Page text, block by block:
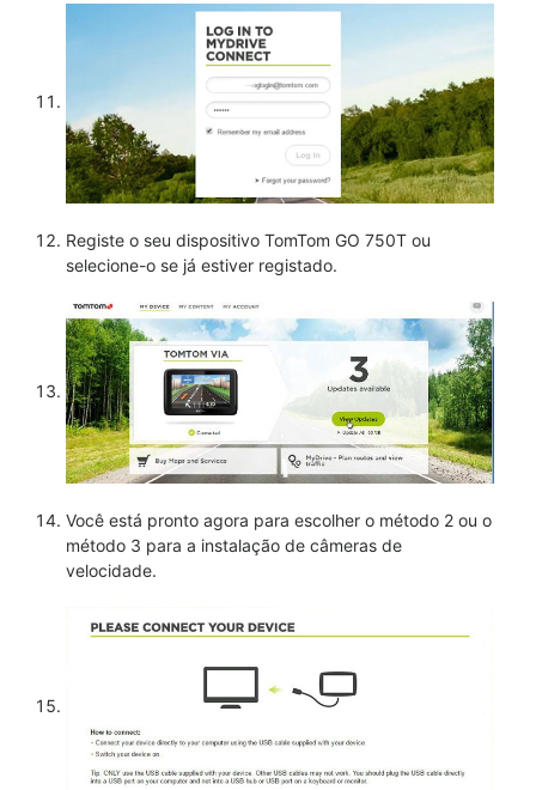
Registe o seu dispositivo TomTom GO 750T ou
selecione-o se já estiver registado.
Você está pronto agora para escolher o método 2 ou o
método 3 para a instalação de câmeras de
velocidade.